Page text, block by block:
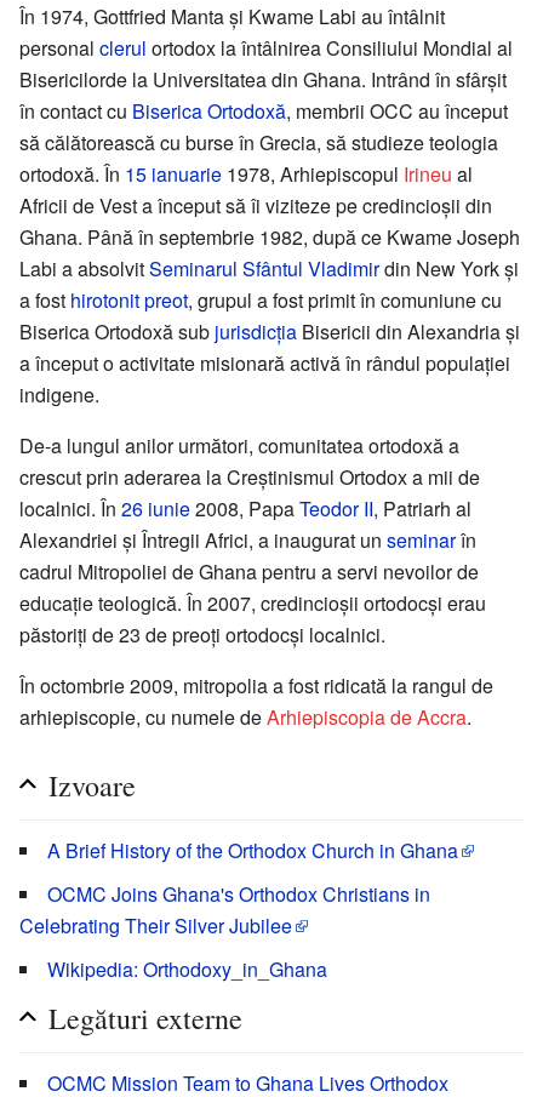
În 1974, Gottfried Manta și Kwame Labi au întâlnit
personal clerul ortodox la întâlnirea Consiliului Mondial al
Bisericilorde la Universitatea din Ghana. Intrând în sfârșit
în contact cu Biserica Ortodoxă, membrii OCC au început
să călătorească cu burse în Grecia, să studieze teologia
ortodoxă. În 15 ianuarie 1978, Arhiepiscopul Irineu al
Africii de Vest a început să îi viziteze pe credincioșii din
Ghana. Până în septembrie 1982, după ce Kwame Joseph
Labi a absolvitSeminarul Sfântul Vladimirdin New York și
a fost hirotonitpreot, grupul a fost primit în comuniune cu
Biserica Ortodoxă sub jurisdicția Bisericii din Alexandria și
a început o activitate misionară activă în rândul populației
indigene.
De-a lungul anilor următori, comunitatea ortodoxă a
crescut prin aderarea la Creștinismul Ortodox a mii de
localnici. În 26 iunie2008, PapaTeodor II, Patriarh al
Alexandriei și Întregii Africi, a inaugurat un seminarîn
cadrul Mitropoliei de Ghana pentru a servi nevoilor de
educație teologică. În 2007, credincioșii ortodocși erau
păstoriți de 23 de preoți ortodocși localnici.
În octombrie 2009, mitropolia a fost ridicată la rangul de
arhiepiscopie, cu numele deArhiepiscopia de Accra.
Izvoare
A Brief History of the Orthodox Church in Ghana
OCMC Joins Ghana's Orthodox Christians in
Celebrating Their Silver Jubilee
Wikipedia: Orthodoxy_in_Ghana
Legături externe
OCMC Mission Team to Ghana Lives Orthodox